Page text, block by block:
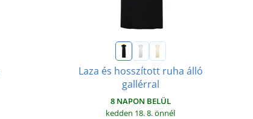
Laza és hosszított ruha álló
gallérral
8 NAPON BELÜL
kedden 18. 8.önnél